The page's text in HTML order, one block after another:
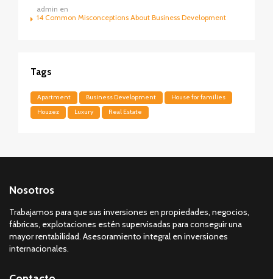
admin en
14 Common Misconceptions About Business Development
Tags
Apartment Business Development
House for families
Houzez
Luxury Real Estate
Nosotros
Trabajamos para que sus inversiones en propiedades, negocios,
fábricas, explotaciones estén supervisadas para conseguir una
mayor rentabilidad. Asesoramiento integral en inversiones
internacionales.